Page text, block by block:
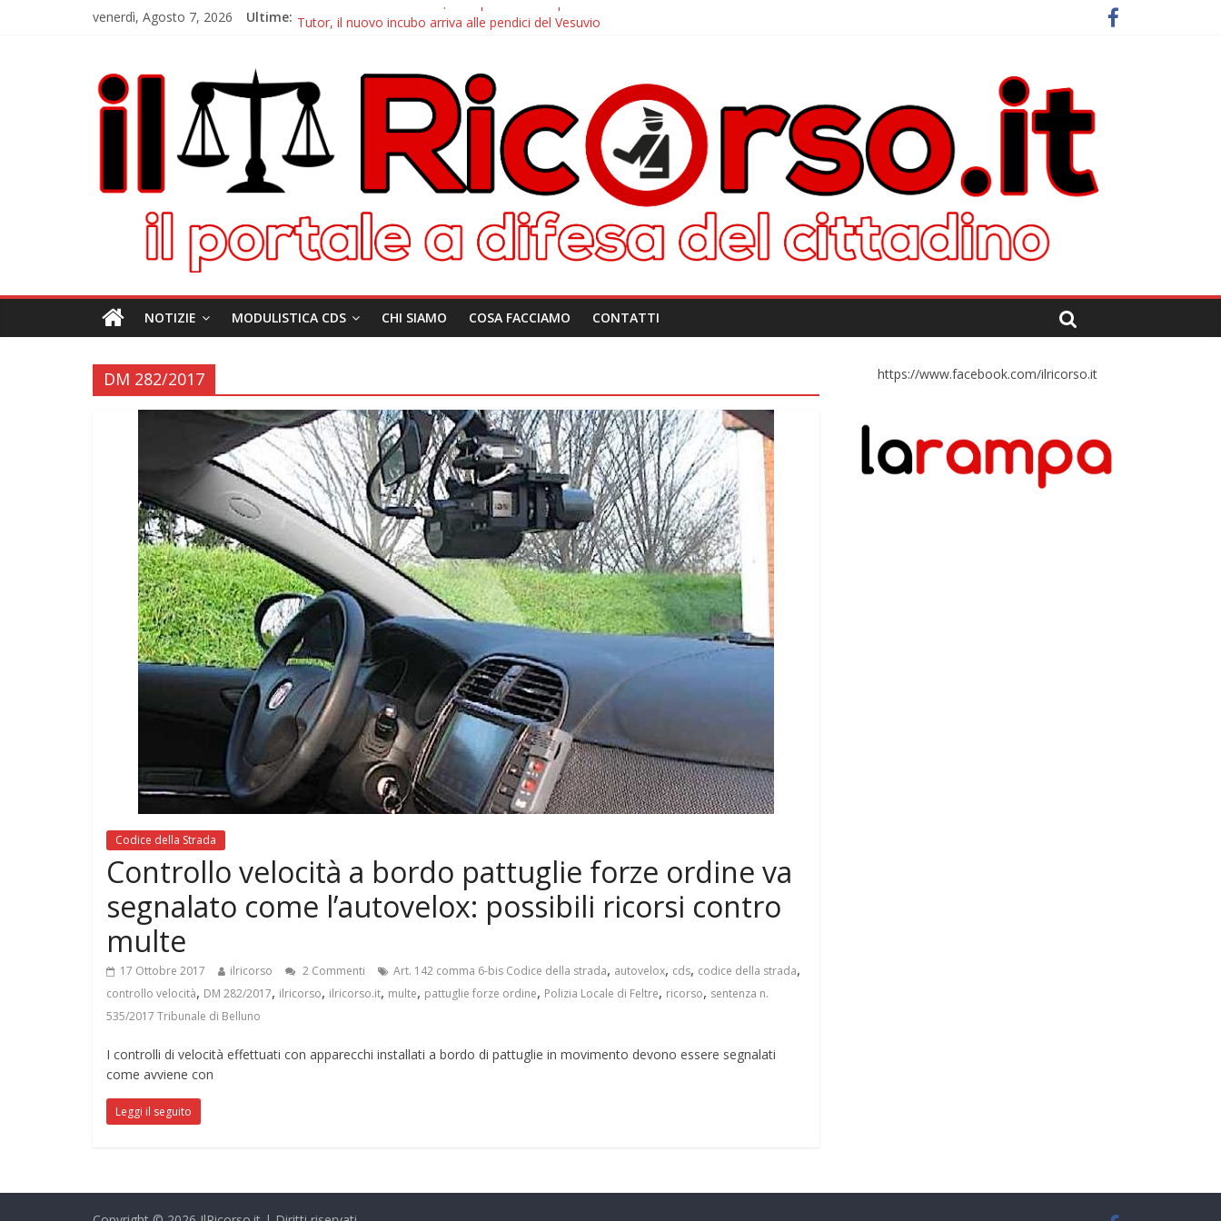
venerdì, Agosto 7, 2026 Ultime: Autovelox Asse Mediano, a sorpresa arriva quello di Caivano
Autovelox Aversa Nord, dalla disattivazione all’amarezza di chi ha pagato i verbali
Domiziana, a Cellole arriva il tutor
NOTIZIE MODULISTICA CDS CHI SIAMO COSA FACCIAMO CONTATTI
DM 282/2017
Codice della Strada
Controllo velocità a bordo pattuglie forze ordine va
segnalato come l’autovelox: possibili ricorsi contro
multe
17 Ottobre 2017 ilricorso 2 Commenti Art. 142 comma 6-bis Codice della strada, autovelox, cds, codice della strada,
controllo velocità, DM 282/2017, ilricorso, ilricorso.it, multe, pattuglie forze ordine, Polizia Locale di Feltre, ricorso, sentenza n.
535/2017 Tribunale di Belluno
I controlli di velocità effettuati con apparecchi installati a bordo di pattuglie in movimento devono essere segnalati
come avviene con
Leggi il seguito
https://www.facebook.com/ilricorso.it